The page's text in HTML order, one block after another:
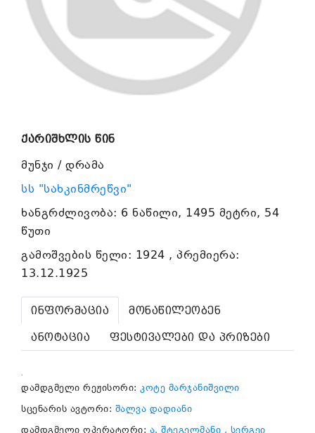
ქარიშხლის წინ
მუნჯი / დრამა
სს "სახკინმრეწვი"
ხანგრძლივობა: 6 ნაწილი, 1495 მეტრი, 54
წუთი
გამოშვების წელი: 1924 , პრემიერა:
13.12.1925
ინფორმაცია
მონაწილეობენ
ანოტაცია
ფესტივალები და პრიზები
.
დამდგმელი რეჟისორი: კოტე მარჯანიშვილი
სცენარის ავტორი: შალვა დადიანი
დამდგმელი ოპერატორი: ა. შტეგელმანი , სერგეი